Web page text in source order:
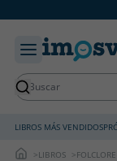
LIBROS MÁS VENDIDOS
LIBROS FOLCLORE